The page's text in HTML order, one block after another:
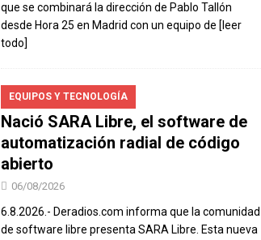
que se combinará la dirección de Pablo Tallón
desde Hora 25 en Madrid con un equipo de [leer
todo]
EQUIPOS Y TECNOLOGÍA
Nació SARA Libre, el software de
automatización radial de código
abierto
06/08/2026
6.8.2026.- Deradios.com informa que la comunidad
de software libre presenta SARA Libre. Esta nueva